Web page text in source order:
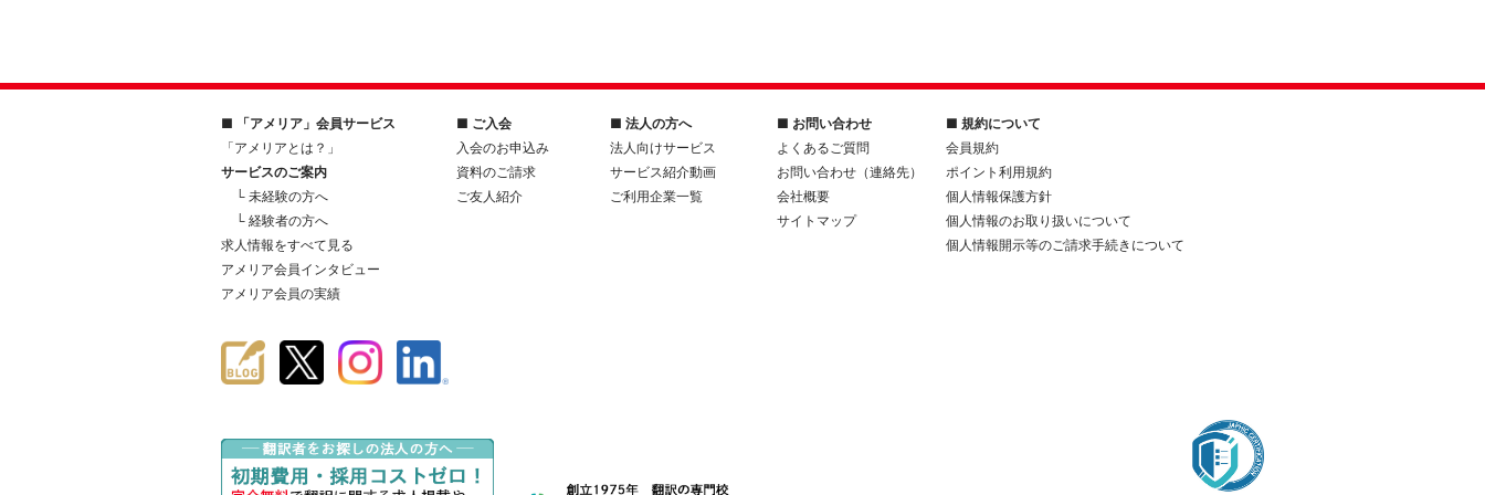
■ 「アメリア」会員サービス
「アメリアとは？」
サービスのご案内
└ 未経験の方へ
└ 経験者の方へ
求人情報をすべて見る
アメリア会員インタビュー
アメリア会員の実績
■ ご入会
入会のお申込み
資料のご請求
ご友人紹介
■ 法人の方へ
法人向けサービス
サービス紹介動画
ご利用企業一覧
■ お問い合わせ
よくあるご質問
お問い合わせ（連絡先）
会社概要
サイトマップ
■ 規約について
会員規約
ポイント利用規約
個人情報保護方針
個人情報のお取り扱いについて
個人情報開示等のご請求手続きについて